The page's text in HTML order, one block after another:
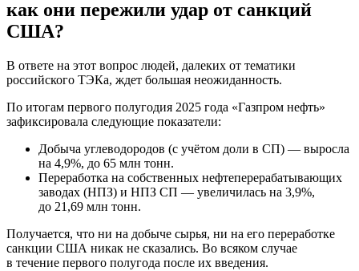
как они пережили удар от санкций
США?
В ответе на этот вопрос людей, далеких от тематики
российского ТЭКа, ждет большая неожиданность.
По итогам первого полугодия 2025 года «Газпром нефть»
зафиксировала следующие показатели:
Добыча углеводородов (с учётом доли в СП) — выросла
на 4,9%, до 65 млн тонн.
Переработка на собственных нефтеперерабатывающих
заводах (НПЗ) и НПЗ СП — увеличилась на 3,9%,
до 21,69 млн тонн.
Получается, что ни на добыче сырья, ни на его переработке
санкции США никак не сказались. Во всяком случае
в течение первого полугода после их введения.